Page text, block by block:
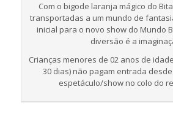
Com o bigode laranja mágico do
transportadas a um mundo de
inicial para o novo show do Mundo
diversão é a
Crianças menores de 02 anos de
30 dias) não pagam entrada
espetáculo/show no colo do